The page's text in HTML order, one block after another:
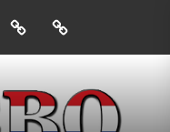
PrijavakSkini
mobilnu
Hrvatskog
neba